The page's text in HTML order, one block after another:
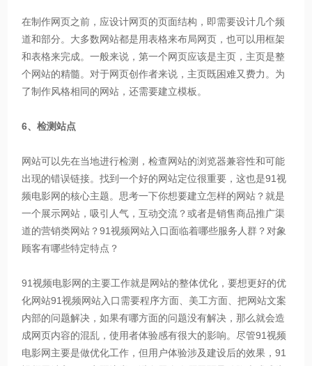
在制作网页之前，应设计网页的页面结构，即需要设计几个频
道和部分。大多数网站都是用表格来布局网页，也可以用框架
和表格来完成。一般来说，第一个网页应该是主页，主页是整
个网站的精髓。对于网页创作者来说，主页既困难又费力。为
了制作风格相同的网站，还需要建立模板。
6、检测站点
网站可以先在当地进行检测，检查网站的浏览器兼容性和可能
出现的错误链接。找到一个好的网站定位很重要，这也是91视
频电影网的核心主题。思考一下你想要建立怎样的网站？就是
一个展示网站，吸引人气，互动交流？或者是销售商品推广渠
道的营销类网站？91视频网站入口面临着哪些服务人群？对象
顾客有哪些特定特点？
91视频电影网的主要工作就是网站的整体优化，要想更好的优
化网站91视频网站入口需要程序方面、美工方面、把网站文案
内部的问题解决，如果有哪方面的问题没有解决，那么就会造
成网页内容的混乱，使用者体验感有很大的影响。尽管91视频
电影网主要是做优化工作，但用户体验涉及建设后的效果，91